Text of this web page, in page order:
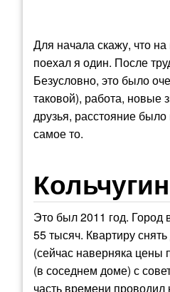
Для начала скажу, что
поехал я один. После
Безусловно, это было
таковой), работа, новые
друзья, расстояние
самое то.
Это был 2011 год. Город
55 тысяч. Квартиру
(сейчас наверняка цены
(в соседнем доме) с
часть времени